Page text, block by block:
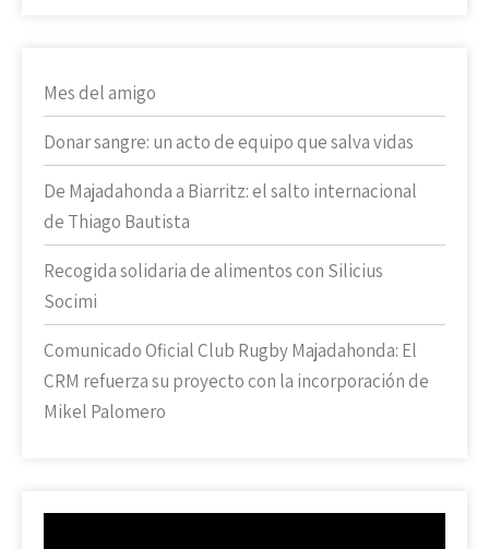
Mes del amigo
Donar sangre: un acto de equipo que salva vidas
De Majadahonda a Biarritz: el salto internacional
de Thiago Bautista
Recogida solidaria de alimentos con Silicius
Socimi
Comunicado Oficial Club Rugby Majadahonda: El
CRM refuerza su proyecto con la incorporación de
Mikel Palomero